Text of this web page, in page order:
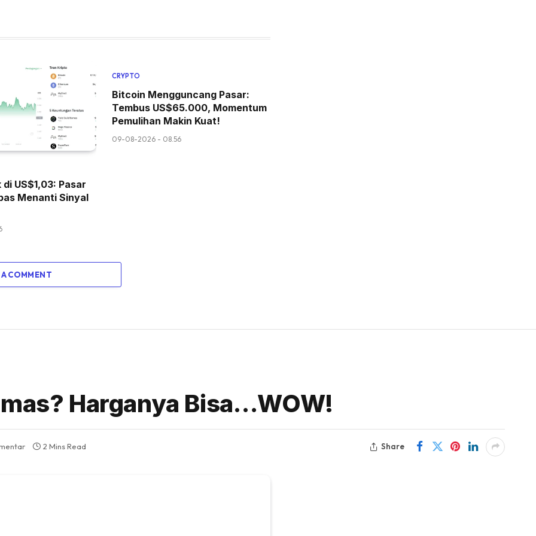
US$1,03: Pasar
Menanti Sinyal
CRYPTO
Bitcoin Mengguncang Pasar:
Tembus US$65.000, Momentum
Pemulihan Makin Kuat!
09-08-2026 - 08.56
COMMENT
Harganya Bisa…WOW!
2 Mins Read Share